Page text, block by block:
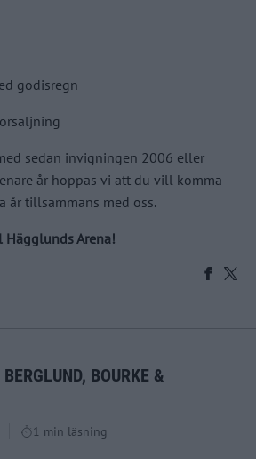
godisregn
sedan invigningen 2006 eller
år hoppas vi att du vill komma
år tillsammans med oss.
Arena!
BOURKE &
1 min läsning